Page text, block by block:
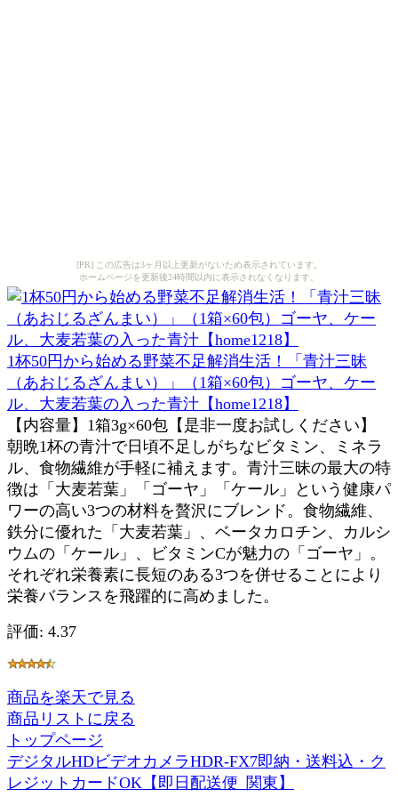
[PR] この広告は3ヶ月以上更新がないため表示されています。
ホームページを更新後24時間以内に表示されなくなります。
1杯50円から始める野菜不足解消生活！「青汁三昧
（あおじるざんまい）」（1箱×60包）ゴーヤ、ケー
ル、大麦若葉の入った青汁【home1218】
【内容量】1箱3g×60包【是非一度お試しください】
朝晩1杯の青汁で日頃不足しがちなビタミン、ミネラ
ル、食物繊維が手軽に補えます。青汁三昧の最大の特
徴は「大麦若葉」「ゴーヤ」「ケール」という健康パ
ワーの高い3つの材料を贅沢にブレンド。食物繊維、
鉄分に優れた「大麦若葉」、ベータカロチン、カルシ
ウムの「ケール」、ビタミンCが魅力の「ゴーヤ」。
それぞれ栄養素に長短のある3つを併せることにより
栄養バランスを飛躍的に高めました。
評価: 4.37
商品を楽天で見る
商品リストに戻る
トップページ
デジタルHDビデオカメラHDR-FX7即納・送料込・ク
レジットカードOK【即日配送便_関東】